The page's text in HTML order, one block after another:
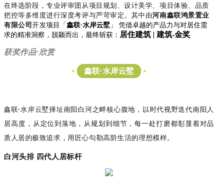
在终选阶段，专业评审团从项目规划、设计美学、项目体验、品质
把控等多维度进行深度考评与严苛审定。 其中由河南鑫联鸿景置业
有限公司开发项目 「鑫联·水岸云墅 」凭借卓越的产品力与对居住需
求的精准洞察，脱颖而出，最终斩获： 居住建筑 | 建筑-金奖
获奖作品·欣赏
鑫联·水岸云墅
鑫联·水岸云墅择址南阳白河之畔核心腹地，以时代视野迭代南阳人
居高度，从定位到落地，从规划到细节，每一处打磨都彰显着对品
质人居的极致追求，用匠心勾勒高阶生活的理想模样。
白河头排 四代人居标杆